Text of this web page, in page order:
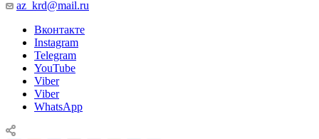
az_krd@mail.ru
Вконтакте
Instagram
Telegram
YouTube
Viber
Viber
WhatsApp